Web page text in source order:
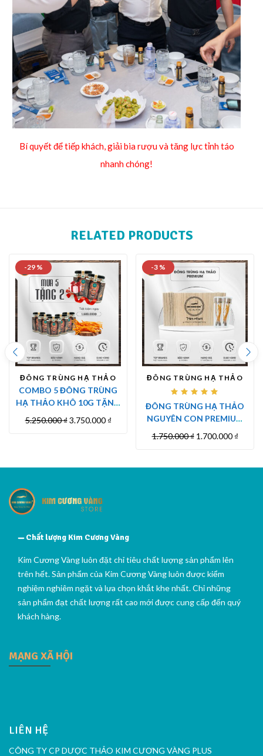
Bí quyết để tiếp khách, giải bia rượu và tăng lực tỉnh táo
nhanh chóng!
RELATED PRODUCTS
-29 %
ĐÔNG TRÙNG HẠ THẢO
COMBO 5 ĐÔNG TRÙNG
HẠ THẢO KHÔ 10G TẶNG
5.250.000₫ 3.750.000 ₫
-3 %
ĐÔNG TRÙNG HẠ THẢO
xếp
hạng
5.005
ĐÔNG TRÙNG HẠ THẢO
NGUYÊN CON PREMIUM
1.750.000₫ 1.700.000 ₫
Chất lượng Kim Cương Vàng
Kim Cương Vàng luôn đặt chỉ tiêu chất lượng sản phẩm lên
trên hết. Sản phẩm của Kim Cương Vàng luôn được kiểm
nghiệm nghiêm ngặt và lựa chọn khắt khe nhất. Chỉ những
sản phẩm đạt chất lượng rất cao mới được cung cấp đến quý
khách hàng.
MẠNG XÃ HỘI
LIÊN HỆ
CÔNG TY CP DƯỢC THẢO KIM CƯƠNG VÀNG PLUS